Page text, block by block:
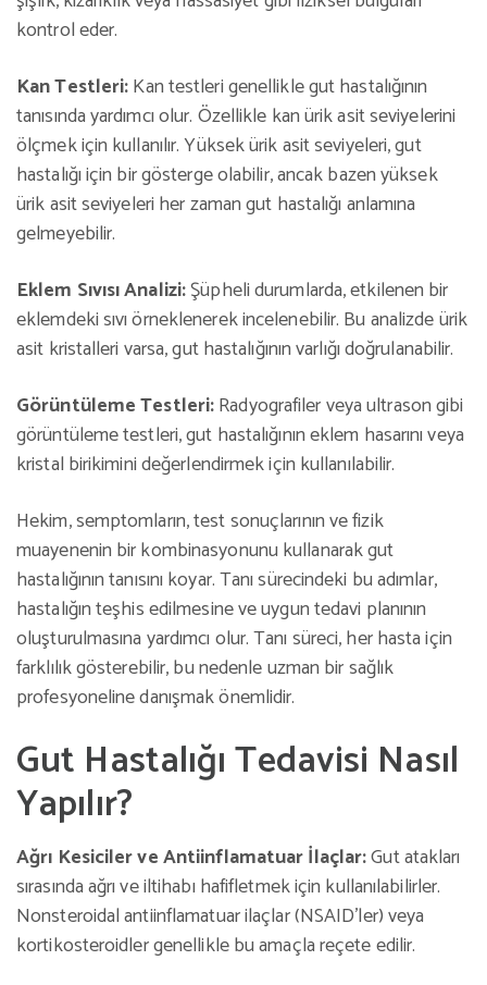
kontrol eder.
Kan Testleri:Kan testleri genellikle gut hastalığının
tanısında yardımcı olur. Özellikle kan ürik asit seviyelerini
ölçmek için kullanılır. Yüksek ürik asit seviyeleri, gut
hastalığı için bir gösterge olabilir, ancak bazen yüksek
ürik asit seviyeleri her zaman gut hastalığı anlamına
gelmeyebilir.
Eklem Sıvısı Analizi:Şüpheli durumlarda, etkilenen bir
eklemdeki sıvı örneklenerek incelenebilir. Bu analizde ürik
asit kristalleri varsa, gut hastalığının varlığı doğrulanabilir.
Görüntüleme Testleri:Radyografiler veya ultrason gibi
görüntüleme testleri, gut hastalığının eklem hasarını veya
kristal birikimini değerlendirmek için kullanılabilir.
Hekim, semptomların, test sonuçlarının ve fizik
muayenenin bir kombinasyonunu kullanarak gut
hastalığının tanısını koyar. Tanı sürecindeki bu adımlar,
hastalığın teşhis edilmesine ve uygun tedavi planının
oluşturulmasına yardımcı olur. Tanı süreci, her hasta için
farklılık gösterebilir, bu nedenle uzman bir sağlık
profesyoneline danışmak önemlidir.
Gut Hastalığı Tedavisi Nasıl
Yapılır?
Ağrı Kesiciler ve Antiinflamatuar İlaçlar:Gut atakları
sırasında ağrı ve iltihabı hafifletmek için kullanılabilirler.
Nonsteroidal antiinflamatuar ilaçlar (NSAID’ler) veya
kortikosteroidler genellikle bu amaçla reçete edilir.